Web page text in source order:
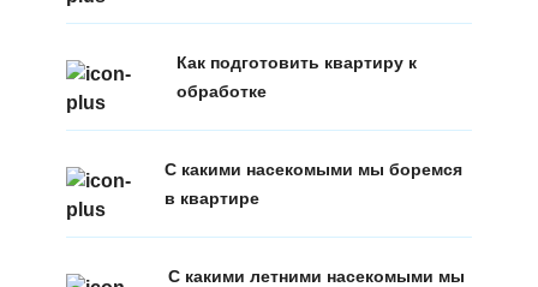
Как подготовить квартиру к
обработке
С какими насекомыми мы боремся
в квартире
С какими летними насекомыми мы